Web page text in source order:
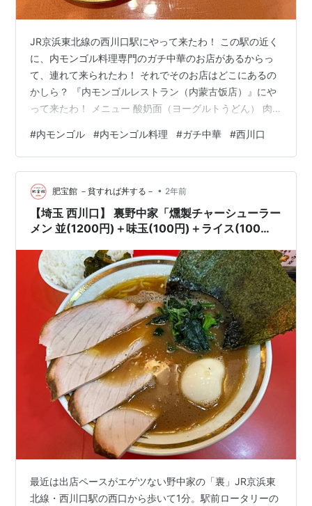
JR京浜東北線の西川口駅にやって来たわ！ この駅の近く
に、内モンゴル料理専門のガチ中華のお店があるからっ
て、連れて来られたわ！ それでそのお店はどこにあるの
かしら？ 『内モンゴルレストラン（内蒙古饭店）』にや
って来たわ！ メニュー 酸奶面（ヨーグルトうどん） 肉
切っている通りを、蕨駅方面へ進んで参ります T字路に
突き当たったら左折します 『内モンゴルレストラン（内
蒙古饭店）』にやって来たわ！ 左手に見えて参ります、
「ベルタウン」と言う雑居ビルの3階にございます、『内
モンゴルレストラン（内蒙古饭店）』と言う内モンゴル
料理専門店で、お食事してい…
#内モンゴル #内モンゴル料理 #ガチ中華 #西川口
肥宝館 －貧すれば丼する－ • 2年前
【埼玉 西川口】 裏野中家「燻製チャーシューラー
メン 並(1200円)＋味玉(100円)＋ライス(100
最近は出店ペースがエゲツない野中家の「裏」JR京浜東
北線・西川口駅の西口から歩いて1分。駅前ロータリーの